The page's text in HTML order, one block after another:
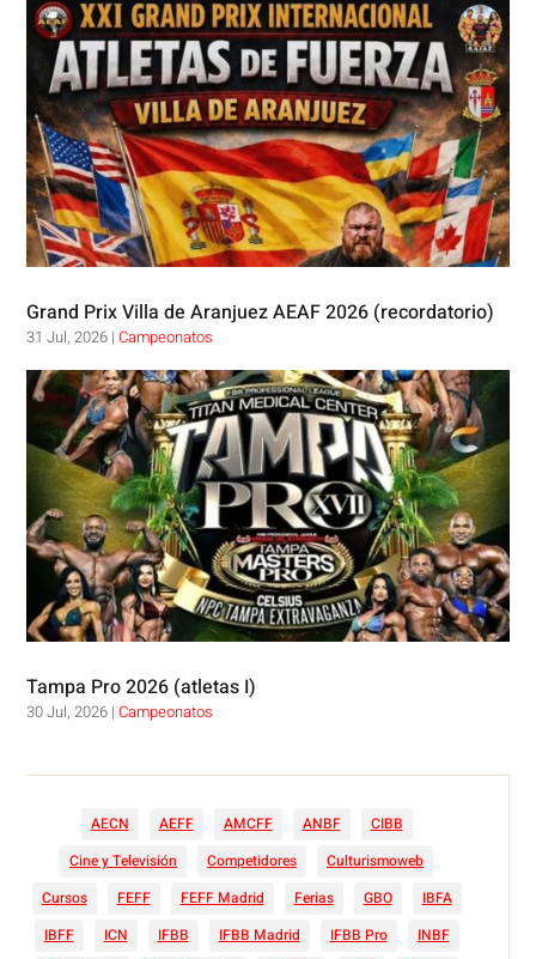
Grand Prix Villa de Aranjuez AEAF 2026 (recordatorio)
31 Jul, 2026 |Campeonatos
Tampa Pro 2026 (atletas I)
30 Jul, 2026 |Campeonatos
AECN AEFF AMCFF ANBF
CIBB
Cine y Televisión
Competidores
Culturismoweb
Cursos
FEFF FEFF Madrid Ferias GBO
IBFA
IBFF
ICN IFBB IFBB Madrid IFBB Pro
INBF